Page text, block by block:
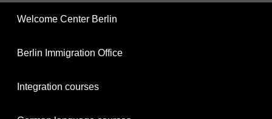
Welcome Center Berlin
Berlin Immigration Office
Integration courses